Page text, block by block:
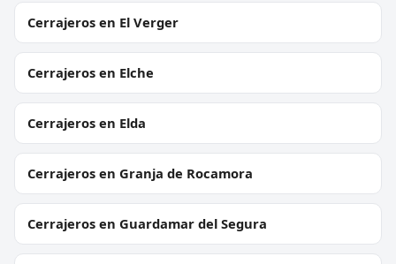
Cerrajeros en El Verger
Cerrajeros en Elche
Cerrajeros en Elda
Cerrajeros en Granja de Rocamora
Cerrajeros en Guardamar del Segura